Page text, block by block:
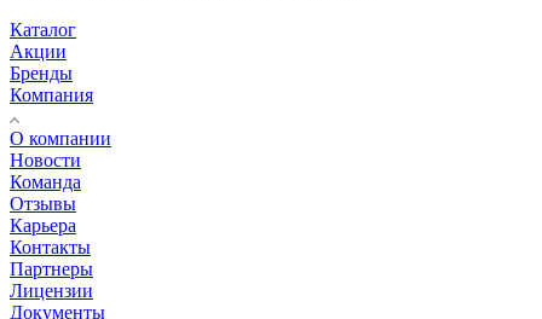
Каталог
Акции
Бренды
Компания
О компании
Новости
Команда
Отзывы
Карьера
Контакты
Партнеры
Лицензии
Документы